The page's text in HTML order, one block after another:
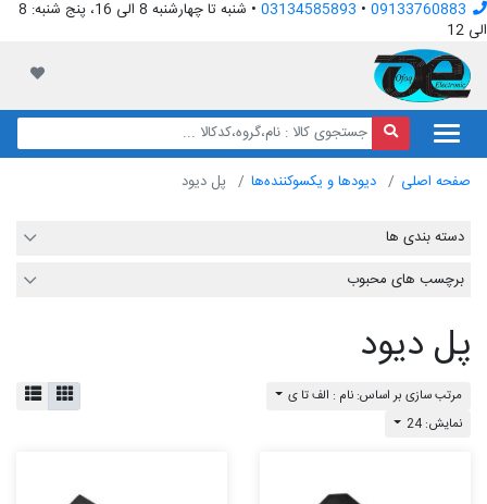
09133760883
•
03134585893
• شنبه تا چهارشنبه 8 الی 16، پنج شنبه: 8
الی 12
لیست
صفحه اصلی دیودها و یکسوکننده‌ها پل دیود
دسته بندی ها
برچسب های محبوب
پل دیود
مرتب سازی بر اساس: نام : الف تا ی
نمایش: 24